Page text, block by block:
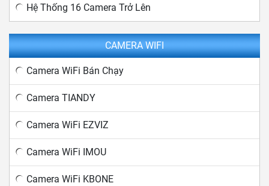
Hệ Thống 16 Camera Trở Lên
CAMERA WIFI
Camera WiFi Bán Chạy
Camera TIANDY
Camera WiFi EZVIZ
Camera WiFi IMOU
Camera WiFi KBONE